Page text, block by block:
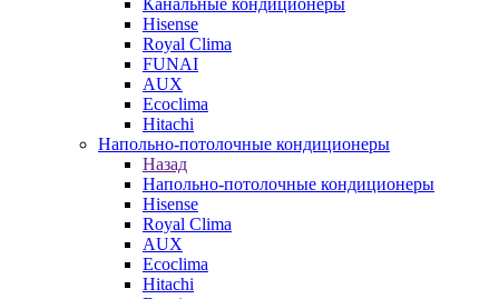
Канальные кондиционеры
Hisense
Royal Clima
FUNAI
AUX
Ecoclima
Hitachi
Напольно-потолочные кондиционеры
Назад
Напольно-потолочные кондиционеры
Hisense
Royal Clima
AUX
Ecoclima
Hitachi